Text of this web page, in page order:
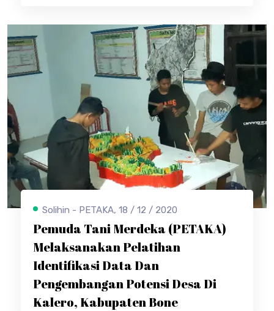
Solihin - PETAKA, 18 / 12 / 2020
Pemuda Tani Merdeka (PETAKA)
Melaksanakan Pelatihan
Identifikasi Data Dan
Pengembangan Potensi Desa Di
Kalero, Kabupaten Bone